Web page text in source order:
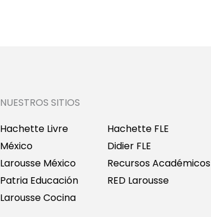
NUESTROS SITIOS
Hachette Livre
México
Larousse México
Patria Educación
Larousse Cocina
Hachette FLE
Didier FLE
Recursos Académicos
RED Larousse